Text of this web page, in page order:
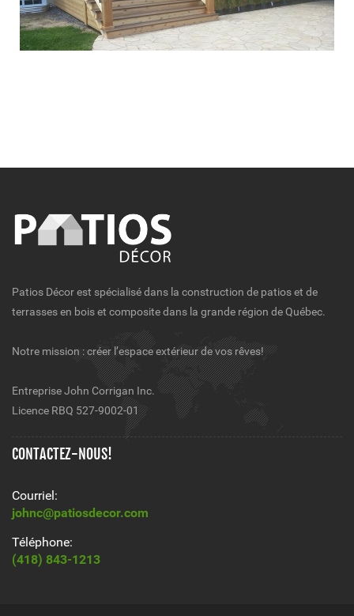
Patios Décor est spécialisé dans la construction de patios et de
terrasses en bois et composite dans la grande région de Québec.
Notre mission : créer l’espace extérieur de vos rêves!
Entreprise John Corrigan Inc.
Licence RBQ 527-9002-01
CONTACTEZ-NOUS!
Courriel:
johnc@patiosdecor.com
Téléphone:
(418) 843-1213